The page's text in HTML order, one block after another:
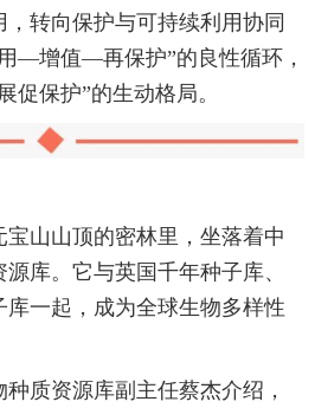
转向保护与可持续利用协同
—增值—再保护”的良性循环，
促保护”的生动格局。
山山顶的密林里，坐落着中
库。它与英国千年种子库、
一起，成为全球生物多样性
资源库副主任蔡杰介绍，